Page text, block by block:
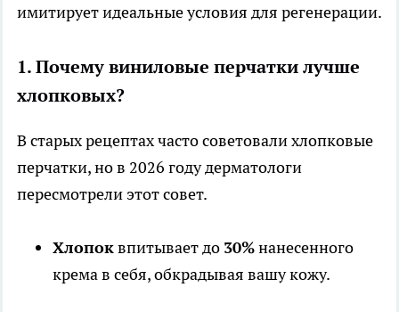
имитирует идеальные условия для регенерации.
1. Почему виниловые перчатки лучше
хлопковых?
В старых рецептах часто советовали хлопковые
перчатки, но в 2026 году дерматологи
пересмотрели этот совет.
Хлопоквпитывает до 30%нанесенного
крема в себя, обкрадывая вашу кожу.